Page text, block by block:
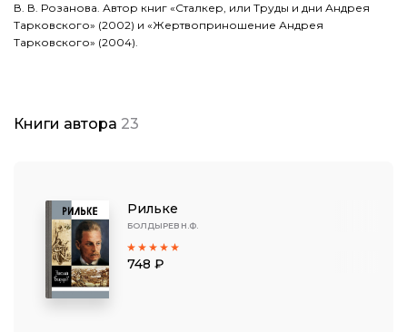
В. В. Розанова. Автор книг «Сталкер, или Труды и дни Андрея
Тарковского» (2002) и «Жертвоприношение Андрея
Тарковского» (2004).
Книги автора 23
Рильке
БОЛДЫРЕВ Н.Ф.
748 ₽